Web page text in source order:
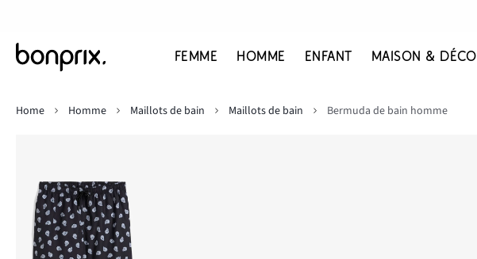
FEMME HOMME ENFANT MAISON & DÉCO
Home
Homme Maillots de bain Maillots de bain Bermuda de bain homme